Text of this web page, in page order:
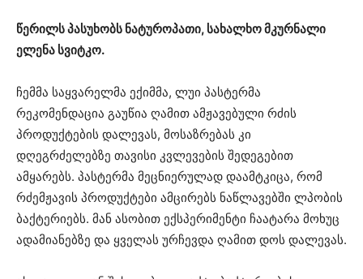
წერილს პასუხობს ნატუროპათი, სახალხო მკურნალი
ელენა სვიტკო.
ჩემმა საყვარელმა ექიმმა, ლუი პასტერმა
რეკომენდაცია გაუწია ღამით ამჟავებული რძის
პროდუქტების დალევას, მოსაზრებას კი
დღეგრძელებზე თავისი კვლევების შედეგებით
ამყარებს. პასტერმა მეცნიერულად დაამტკიცა, რომ
რძემჟავის პროდუქტები ამცირებს ნაწლავებში ლპობის
ბაქტერიებს. მან ასობით ექსპერიმენტი ჩაატარა მოხუც
ადამიანებზე და ყველას ურჩევდა ღამით დოს დალევას.